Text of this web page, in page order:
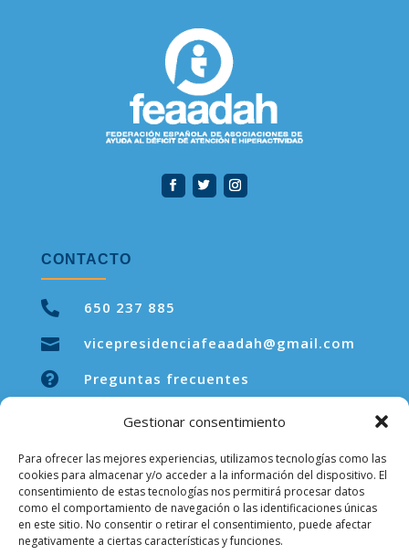
Gestionar consentimiento
Para ofrecer las mejores experiencias, utilizamos tecnologías como las
cookies para almacenar y/o acceder a la información del dispositivo. El
consentimiento de estas tecnologías nos permitirá procesar datos
como el comportamiento de navegación o las identificaciones únicas
en este sitio. No consentir o retirar el consentimiento, puede afectar
negativamente a ciertas características y funciones.
CONTACTO

650 237 885

vicepresidenciafeaadah@gmail.com
 Preguntas frecuentes
LEGAL
Aviso legal
Política de privacidad